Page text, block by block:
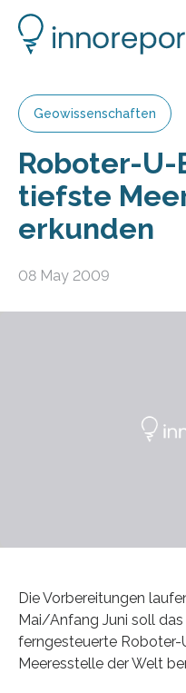
Geowissenschaften
Roboter-U-
tiefste
erkunden
08 May 2009
Die Vorbereitungen
Mai/Anfang Juni soll
ferngesteuerte
Meeresstelle der Welt